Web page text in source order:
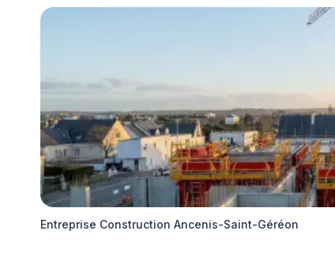
Entreprise Construction Ancenis-Saint-Géréon